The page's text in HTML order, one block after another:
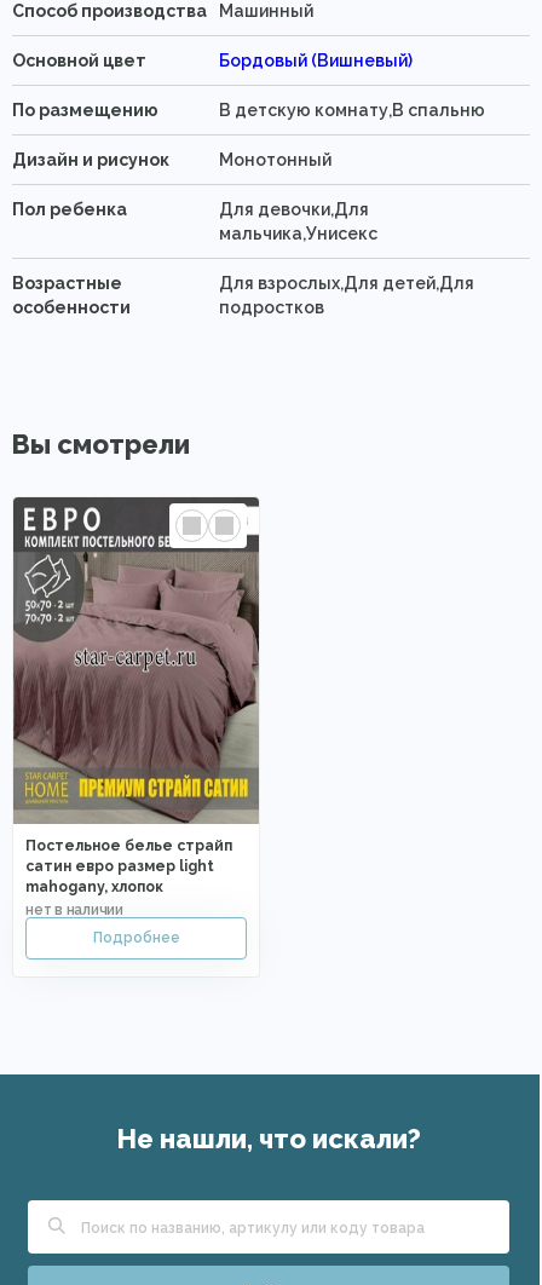
Способ производства Машинный
Основной цвет Бордовый (Вишневый)
По размещению В детскую комнату,В спальню
Дизайн и рисунок Монотонный
Пол ребенка
Для девочки,Для
мальчика,Унисекс
Возрастные
особенности
Для взрослых,Для детей,Для
подростков
Вы смотрели
Постельное белье страйп
сатин евро размер light
mahogany, хлопок
Не нашли, что искали?